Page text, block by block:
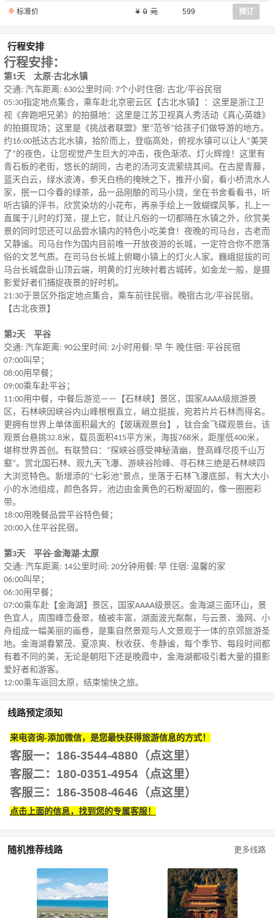
标准价 0 599 预订
行程安排
行程安排：
第1天 太原-古北水镇
交通: 汽车距离: 630公里时间 : 7个小时住宿: 古北/平谷民宿
05:30指定地点集合，乘车赴北京密云区【古北水镇】：这里是浙江卫
视《奔跑吧兄弟》的拍摄地：这里是江苏卫视真人秀活动《真心英雄》
的拍摄现场；这里是《挑战者联盟》里“范爷”给孩子们做导游的地方。
约16:00抵达古北水镇，拾阶而上，登临高处，俯视水镇可以让人“美哭
了 ”的夜色，让您视觉产生巨大的冲击，夜色渐浓、灯火辉煌！这里有
青石板的老街，悠长的胡同，古老的汤河支流萦绕其间。在古屋青藤，
蓝天白云，绿水波涛，参天白杨的掩映之下，推开小窗，看小桥流水人
家，抿一口今春的绿茶，品一品刚酿的司马小烧，坐在书舍看看书，听
听古镇的评书，欣赏染坊的小花布，再亲手绘上一致蝴蝶风筝，扎上一
直属于儿时的灯笼，提上它，就让凡俗的一切都隔在水镇之外，欣赏美
景的同时您还可以品尝水镇内的特色小吃美食！夜晚的司马台，古老而
又静谧。司马台作为国内目前唯一开放夜游的长城，一定符合你不愿落
俗的文艺气质。在司马台长城上俯瞰小镇上的灯火人家。巍峨挺拔的司
马台长城盘卧山顶云端，明黄的灯光映衬着古城砖，如金龙一般，是摄
影爱好者们捕捉夜景的好时机。
21:30于景区外指定地点集合，乘车前往民宿。晚宿古北/平谷民宿。
【古北夜景】
第2天 平谷
交通: 汽车距离: 90公里时间 : 2小时用餐: 早 午 晚住宿: 平谷民宿
07:00叫早；
08:00用早餐；
09:00乘车赴平谷；
11:00用中餐，中餐后游览—— 【石林峡】景区，国家AAAA级旅游景
区，石林峡因峡谷内山峰根根直立，峭立挺拔，宛若片片石林而得名。
更拥有世界上单体面积最大的【玻璃观景台】，钛合金飞碟观景台。该
观景台悬挑32.8米，载员面积415平方米，海拔768米，距崖低400米，
堪称世界首创。有联赞曰： ”探峡谷感受神秘清幽，登高峰尽揽千山万
壑“。赏北国石林、观九天飞瀑、游峡谷险峰、寻石林三绝是石林峡四
大浏览特色。新增添的“七彩池”景点，坐落于石林飞瀑底部，有大大小
小的水池组成，颜色各异，池边由金黄色的石粉凝固的，像一圈圈彩
带。
18:00用晚餐品尝平谷特色餐；
20:00入住平谷民宿。
第3天 平谷-金海湖-太原
交通: 汽车距离: 14公里时间 : 20分钟用餐: 早 住宿: 温馨的家
06:00叫早；
06:30用早餐；
07:00乘车赴【金海湖】景区，国家AAAA级景区。金海湖三面环山，景
色宜人，周围峰峦叠翠，植被丰富，湖面波光粼粼，与云景、渔网、小
舟组成一幅美丽的画卷，是集自然景观与人文景观于一体的京郊旅游圣
地。金海湖春繁茂、夏凉爽、秋收获、冬静谧，每个季节、每段时间都
有着不同的美，无论是朝阳下还是晚霞中，金海湖都吸引着大量的摄影
爱好者和游客。
12:00乘车返回太原，结束愉快之旅。
线路预定须知
来电咨询-添加微信，是您最快获得旅游信息的方式！
客服一：186-3544-4880（点这里）
客服二：180-0351-4954 （点这里）
客服三：186-3508-4646 （点这里）
点击上面的信息，找到您的专属客服！
更多线路
随机推荐线路